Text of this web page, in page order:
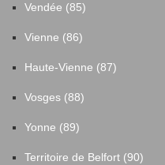
Vendée (85)
Vienne (86)
Haute-Vienne (87)
Vosges (88)
Yonne (89)
Territoire de Belfort (90)